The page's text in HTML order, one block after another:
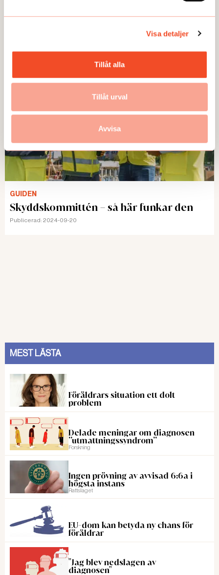
Visa detaljer
Tillåt alla
Tillåt urval
Avvisa
GUIDEN
Skyddskommittén – så här funkar den
Publicerad: 2024-09-20
MEST LÄSTA
Föräldrars situation ett dolt
problem
Delade meningar om diagnosen
”utmattningssyndrom”
Forskning
Ingen prövning av avvisad 6:6a i
högsta instans
Rattslaget
EU-dom kan betyda ny chans för
föräldrar
"Jag blev nedslagen av
diagnosen"